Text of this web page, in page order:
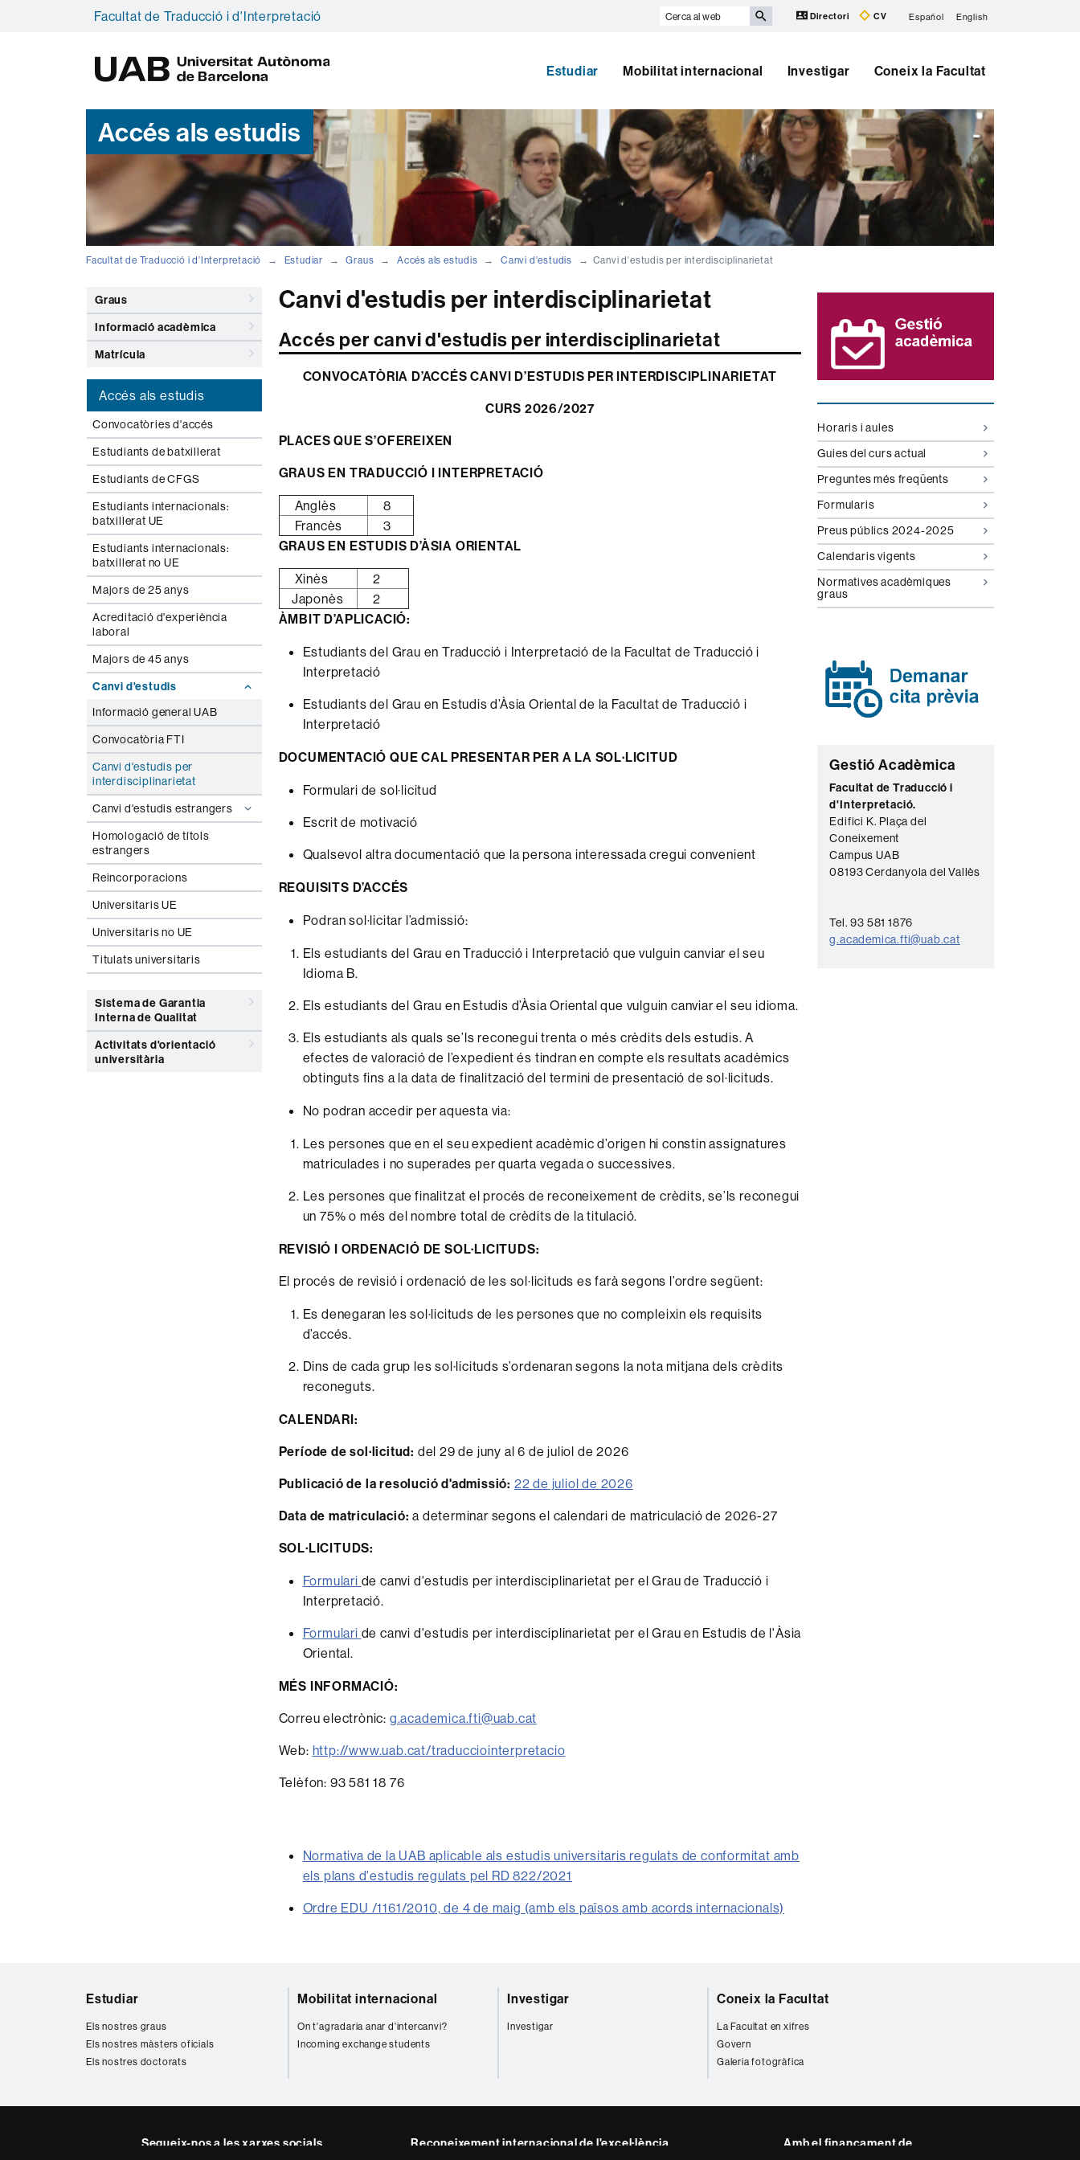
Facultat de Traducció i d'Interpretació
Cerca
Directori CV Español English
A
Estudiar Mobilitat internacional Investigar Coneix la Facultat
Accés als estudis
Facultat de Traducció i d'Interpretació Estudiar Graus Accés als estudis Canvi d'estudis Canvi d'estudis per interdisciplinarietat
Graus
Informació acadèmica
Matrícula
Accés als estudis
Convocatòries d'accés
Estudiants de batxillerat
Estudiants de CFGS
Estudiants internacionals:
batxillerat UE
Estudiants internacionals:
batxillerat no UE
Majors de 25 anys
Acreditació d'experiència
laboral
Majors de 45 anys
Canvi d'estudis
Informació general UAB
Convocatòria FTI
Canvi d'estudis per
interdisciplinarietat
Canvi d'estudis estrangers
Homologació de títols
estrangers
Reincorporacions
Universitaris UE
Universitaris no UE
Titulats universitaris
Sistema de Garantia
Interna de Qualitat
Activitats d'orientació
universitària
Canvi d'estudis per interdisciplinarietat
Accés per canvi d'estudis per interdisciplinarietat
CONVOCATÒRIA D’ACCÉS CANVI D’ESTUDIS PER INTERDISCIPLINARIETAT
CURS 2026/2027
PLACES QUE S’OFEREIXEN
GRAUS EN TRADUCCIÓ I INTERPRETACIÓ
Anglès
8
Francès
3
GRAUS EN ESTUDIS D’ÀSIA ORIENTAL
Xinès
2
Japonès
2
ÀMBIT D’APLICACIÓ:
Estudiants del Grau en Traducció i Interpretació de la Facultat de Traducció i
Interpretació
Estudiants del Grau en Estudis d’Àsia Oriental de la Facultat de Traducció i
Interpretació
DOCUMENTACIÓ QUE CAL PRESENTAR PER A LA SOL·LICITUD
Formulari de sol·licitud
Escrit de motivació
Qualsevol altra documentació que la persona interessada cregui convenient
REQUISITS D’ACCÉS
Podran sol·licitar l’admissió:
Els estudiants del Grau en Traducció i Interpretació que vulguin canviar el seu
Idioma B.
Els estudiants del Grau en Estudis d’Àsia Oriental que vulguin canviar el seu idioma.
Els estudiants als quals se’ls reconegui trenta o més crèdits dels estudis. A
efectes de valoració de l’expedient és tindran en compte els resultats acadèmics
obtinguts fins a la data de finalització del termini de presentació de sol·licituds.
No podran accedir per aquesta via:
Les persones que en el seu expedient acadèmic d’origen hi constin assignatures
matriculades i no superades per quarta vegada o successives.
Les persones que finalitzat el procés de reconeixement de crèdits, se’ls reconegui
un 75% o més del nombre total de crèdits de la titulació.
REVISIÓ I ORDENACIÓ DE SOL·LICITUDS:
El procés de revisió i ordenació de les sol·licituds es farà segons l’ordre següent:
Es denegaran les sol·licituds de les persones que no compleixin els requisits
d’accés.
Dins de cada grup les sol·licituds s’ordenaran segons la nota mitjana dels crèdits
reconeguts.
CALENDARI:
Període de sol·licitud: del 29 de juny al 6 de juliol de 2026
Publicació de la resolució d'admissió: 22 de juliol de 2026
Data de matriculació: a determinar segons el calendari de matriculació de 2026-27
SOL·LICITUDS:
Formulari de canvi d'estudis per interdisciplinarietat per el Grau de Traducció i
Interpretació.
Formulari de canvi d'estudis per interdisciplinarietat per el Grau en Estudis de l'Àsia
Oriental.
MÉS INFORMACIÓ:
Correu electrònic: g.academica.fti@uab.cat
Web: http://www.uab.cat/traducciointerpretacio
Telèfon: 93 581 18 76
Normativa de la UAB aplicable als estudis universitaris regulats de conformitat amb
els plans d'estudis regulats pel RD 822/2021
Ordre EDU /1161/2010, de 4 de maig (amb els països amb acords internacionals)
Informació
complementària
Horaris i aules
Guies del curs actual
Preguntes més freqüents
Formularis
Preus públics 2024-2025
Calendaris vigents
Normatives acadèmiques
graus
C
o
n
t
a
c
e
Gestió Acadèmica
Facultat de Traducció i
d'Interpretació.
Edifici K. Plaça del
Coneixement
Campus UAB
08193 Cerdanyola del Vallès
Tel. 93 581 1876
g.academica.fti@uab.cat
Estudiar
Els nostres graus
Els nostres màsters oficials
Els nostres doctorats
Mobilitat internacional
On t'agradaria anar d'intercanvi?
Incoming exchange students
Investigar
Investigar
Coneix la Facultat
La Facultat en xifres
Govern
Galeria fotogràfica
Segueix-nos a les xarxes socials Reconeixement internacional de l'excel·lència Amb el finançament de